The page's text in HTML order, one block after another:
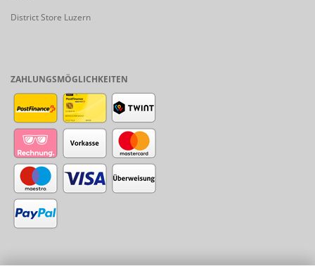
District Store Luzern
ZAHLUNGSMÖGLICHKEITEN